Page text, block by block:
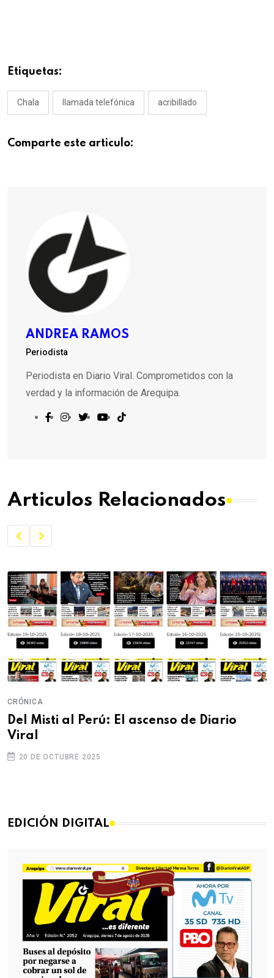
Etiquetas:
Chala llamada telefónica acribillado
Comparte este articulo:
ANDREA RAMOS
Periodista
Periodista en Diario Viral. Comprometidos con la
verdad y la información de Arequipa.
Articulos Relacionados
CRÓNICA
Del Misti al Perú: El ascenso de Diario
Viral
20 DE OCTUBRE 2025
EDICIÓN DIGITAL